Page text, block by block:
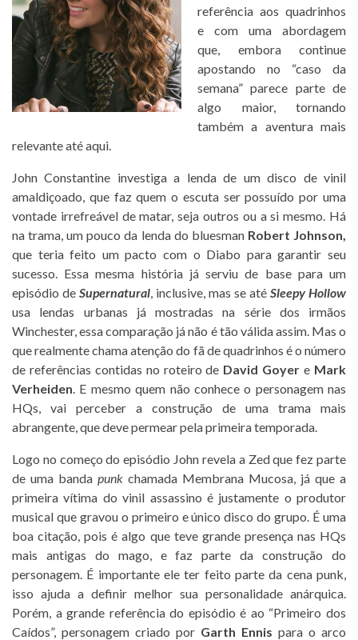
referência aos quadrinhos
e com uma abordagem
que, embora continue
apostando no “caso da
semana” parece parte de
algo maior, tornando
também a aventura mais
relevante até aqui.
John Constantine investiga a lenda de um disco de vinil
amaldiçoado, que faz quem o escuta ser possuído por uma
vontade irrefreável de matar, seja outros ou a si mesmo. Há
na trama, um pouco da lenda do bluesman Robert Johnson,
que teria feito um pacto com o Diabo para garantir seu
sucesso. Essa mesma história já serviu de base para um
episódio de Supernatural, inclusive, mas se até Sleepy Hollow
usa lendas urbanas já mostradas na série dos irmãos
Winchester, essa comparação já não é tão válida assim. Mas o
que realmente chama atenção do fã de quadrinhos é o número
de referências contidas no roteiro de David Goyer e Mark
Verheiden. E mesmo quem não conhece o personagem nas
HQs, vai perceber a construção de uma trama mais
abrangente, que deve permear pela primeira temporada.
Logo no começo do episódio John revela a Zed que fez parte
de uma banda punk chamada Membrana Mucosa, já que a
primeira vítima do vinil assassino é justamente o produtor
musical que gravou o primeiro e único disco do grupo. É uma
boa citação, pois é algo que teve grande presença nas HQs
mais antigas do mago, e faz parte da construção do
personagem. É importante ele ter feito parte da cena punk,
isso ajuda a definir melhor sua personalidade anárquica.
Porém, a grande referência do episódio é ao “Primeiro dos
Caídos”, personagem criado por Garth Ennis para o arco